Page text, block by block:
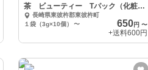
茶 ビューティー Tパック（化粧箱
なし）
長崎県東彼杵郡東彼杵町
１袋（3g×10個）
〜 650円 〜
+送料600円